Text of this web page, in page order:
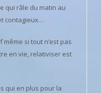
qui râle du matin au
contagieux…
même si tout n’est pas
en vie, relativiser est
qui en plus pour la